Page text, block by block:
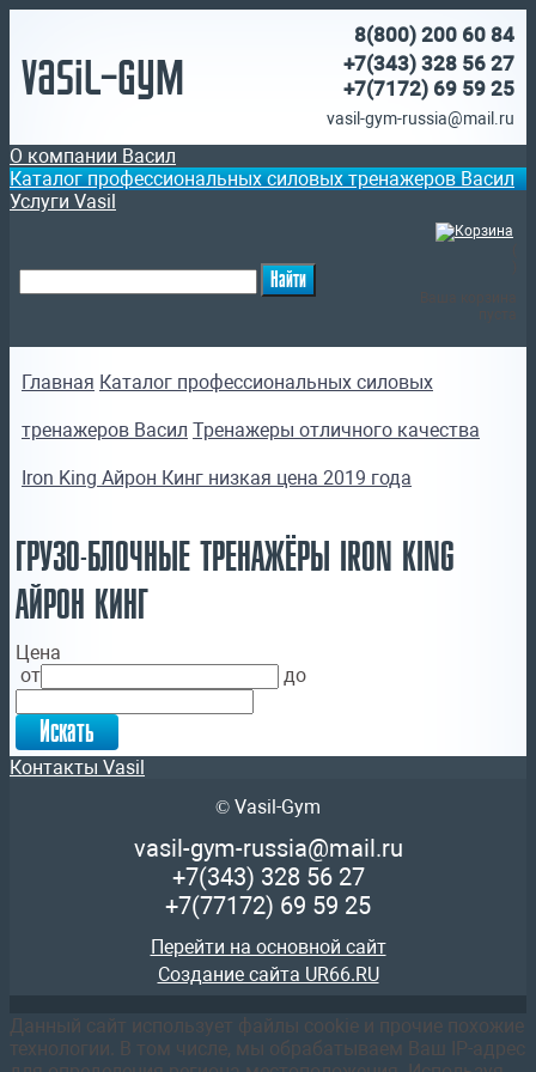
Vasil-Gym
8(800) 200 60 84
+7(343) 328 56 27
+7(7172) 69 59 25
vasil-gym-russia@mail.ru
О компании Васил
Каталог профессиональных силовых тренажеров Васил
Услуги Vasil
Главная Каталог профессиональных силовых
тренажеров Васил Тренажеры отличного качества
Iron King Айрон Кинг низкая цена 2019 года
ГРУЗО-БЛОЧНЫЕ ТРЕНАЖЁРЫ IRON KING
АЙРОН КИНГ
Цена
от
до
Контакты Vasil
© Vasil-Gym
vasil-gym-russia@mail.ru
+7(343) 328 56 27
+7(77172) 69 59 25
Перейти на основной сайт
Создание сайта UR66.RU
Данный сайт использует файлы cookie и прочие похожие
технологии. В том числе, мы обрабатываем Ваш IP-адрес